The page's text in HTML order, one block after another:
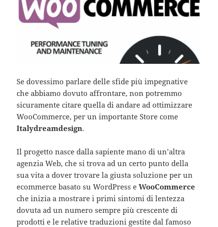
Se dovessimo parlare delle sfide più impegnative
che abbiamo dovuto affrontare, non potremmo
sicuramente citare quella di andare ad ottimizzare
WooCommerce, per un importante Store come
Italydreamdesign.
Il progetto nasce dalla sapiente mano di un’altra
agenzia Web, che si trova ad un certo punto della
sua vita a dover trovare la giusta soluzione per un
ecommerce basato su WordPress eWooCommerce
che inizia a mostrare i primi sintomi di lentezza
dovuta ad un numero sempre più crescente di
prodotti e le relative traduzioni gestite dal famoso